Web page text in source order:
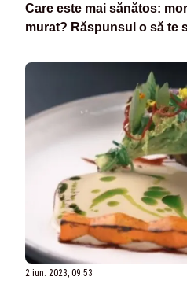
Care este mai sănătos:
murat? Răspunsul o să te
2 iun. 2023, 09:53